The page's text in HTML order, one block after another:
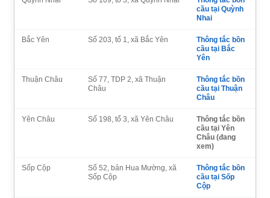
cầu tại Quỳnh
Nhai
Bắc Yên Số 203, tổ 1, xã Bắc Yên
Thông tắc bồn
cầu tại Bắc
Yên
Thuận Châu
Số 77, TDP 2, xã Thuận
Châu
Thông tắc bồn
cầu tại Thuận
Châu
Yên Châu Số 198, tổ 3, xã Yên Châu
Thông tắc bồn
cầu tại Yên
Châu (đang
xem)
Sốp Cộp
Số 52, bản Hua Mường, xã
Sốp Cộp
Thông tắc bồn
cầu tại Sốp
Cộp